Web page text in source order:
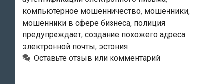
Департамент
государственной
инфосистемы
предупреждают
компьютерное мошенничество, мошенники,
мошенники в сфере бизнеса, полиция
предупреждает, создание похожего адреса
электронной почты, эстония
Оставьте отзыв или комментарий